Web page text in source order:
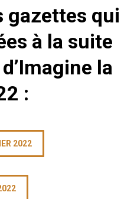
gazettes qui
à la suite
la
:
2022